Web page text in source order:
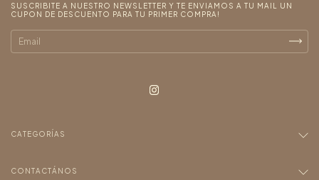
SUSCRIBITE A NUESTRO NEWSLETTER Y TE ENVIAMOS A TU MAIL UN
CUPON DE DESCUENTO PARA TU PRIMER COMPRA!
CATEGORÍAS
CONTACTÁNOS